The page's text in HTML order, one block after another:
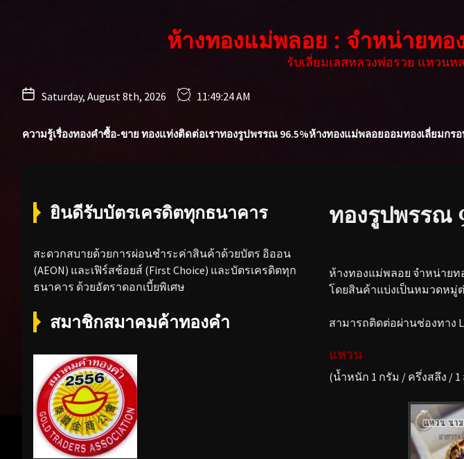
ห้างทองแม่พลอย : จำหน่ายทอ
รับเลี่ยมเลสหลวงพ่อรวย แหวน
Saturday, August 8th, 2026 11:49:26 AM
ความรู้เรื่องทองคำซื้อ-ขาย ทองแท่งติดต่อเราทองรูปพรรณ 96.5%ห้างทองแม่พลอยออมทองเลี่ยมกร
ทองรูปพรรณ
ห้างทองแม่พลอย จำหน่ายท
โดยสินค้าแบ่งเป็นหมวดหมู่
สามารถติดต่อผ่านช่องทาง
แหวน
(น้ำหนัก 1 กรัม / ครึ่งสลึง / 1
ยินดีรับบัตรเครดิตทุกธนาคาร
สะดวกสบายด้วยการผ่อนชำระค่าสินค้าด้วยบัตร อิออน
(AEON) และเฟิร์สช้อยส์ (First Choice) และบัตรเครดิตทุก
ธนาคาร ด้วยอัตราดอกเบี้ยพิเศษ
สมาชิกสมาคมค้าทองคำ